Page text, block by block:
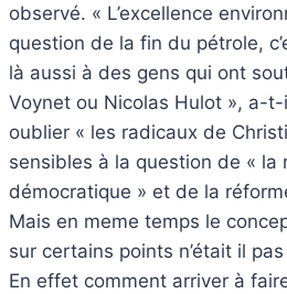
observé. « L’excellence
question de la fin du pétrole,
là aussi à des gens qui ont
Voynet ou Nicolas Hulot », a-
oublier « les radicaux de
sensibles à la question de « la
démocratique » et de la
Mais en meme temps le
sur certains points n’était il
En effet comment arriver à